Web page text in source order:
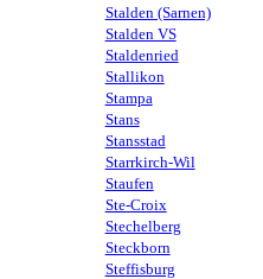
Stalden (Sarnen)
Stalden VS
Staldenried
Stallikon
Stampa
Stans
Stansstad
Starrkirch-Wil
Staufen
Ste-Croix
Stechelberg
Steckborn
Steffisburg